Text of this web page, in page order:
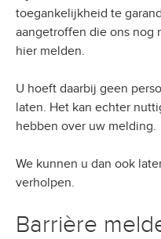
toegankelijkheid te
aangetroffen die ons nog
hier melden.
U hoeft daarbij geen
laten. Het kan echter
hebben over uw melding.
We kunnen u dan ook
verholpen.
Barrière